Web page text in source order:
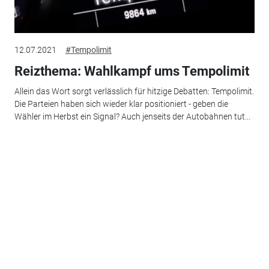
12.07.2021 #Tempolimit
Reizthema: Wahlkampf ums Tempolimit
Allein das Wort sorgt verlässlich für hitzige Debatten: Tempolimit.
Die Parteien haben sich wieder klar positioniert - geben die
Wähler im Herbst ein Signal? Auch jenseits der Autobahnen tut...